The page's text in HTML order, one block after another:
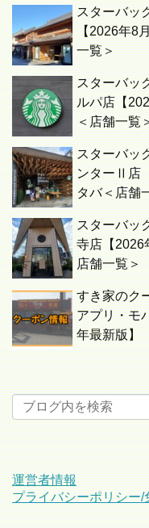
スターバッ
【2026年8
一覧＞
スターバッ
ルパ店【
＜店舗一覧
スターバッ
ンターⅡ店
タバ＜店舗
スターバッ
寺店【2026
店舗一覧＞
すき家のク
アプリ・モ
年最新版】
運営者情報
プライバシーポリシー/